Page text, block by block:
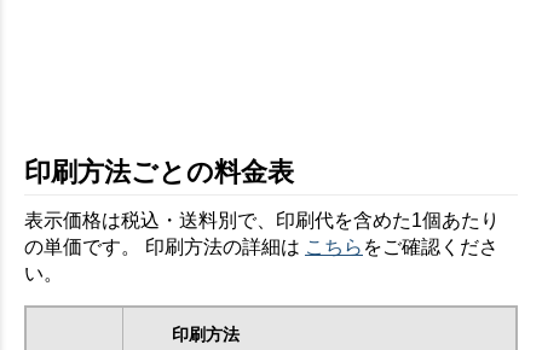
印刷方法ごとの料金表
表示価格は税込・送料別で、印刷代を含めた1個あたり
の単価です。 印刷方法の詳細は こちら をご確認くださ
い。
印刷方法